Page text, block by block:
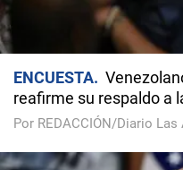
ENCUESTA
reafirme su respaldo a
Por REDACCIÓN/Diario